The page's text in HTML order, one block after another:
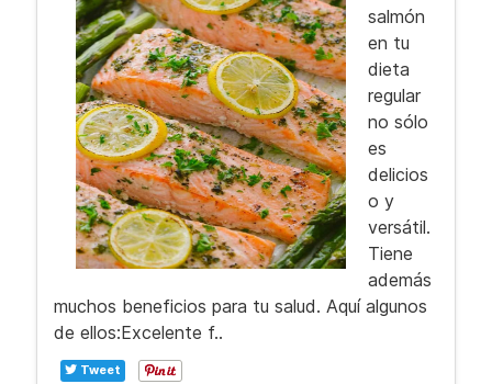
salmón
en tu
dieta
regular
no sólo
es
delicios
o y
versátil.
Tiene
además
muchos beneficios para tu salud. Aquí algunos
de ellos:Excelente f..
Tweet